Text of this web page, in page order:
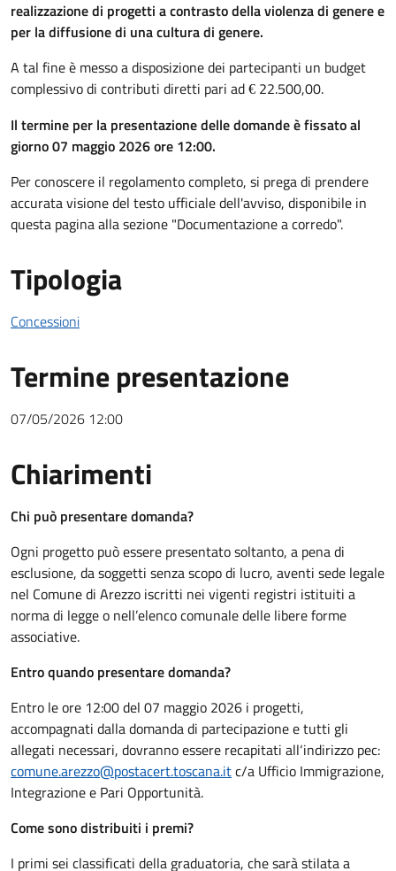
realizzazione di progetti a contrasto della violenza di genere e
per la diffusione di una cultura di genere.
A tal fine è messo a disposizione dei partecipanti un budget
complessivo di contributi diretti pari ad € 22.500,00.
Il termine per la presentazione delle domande è fissato al
giorno 07 maggio 2026 ore 12:00.
Per conoscere il regolamento completo, si prega di prendere
accurata visione del testo ufficiale dell'avviso, disponibile in
questa pagina alla sezione "Documentazione a corredo".
Tipologia
Concessioni
Termine presentazione
07/05/2026 12:00
Chiarimenti
Chiarimenti
Chi può presentare domanda?
Ogni progetto può essere presentato soltanto, a pena di
esclusione, da soggetti senza scopo di lucro, aventi sede legale
nel Comune di Arezzo iscritti nei vigenti registri istituiti a
norma di legge o nell’elenco comunale delle libere forme
associative.
Entro quando presentare domanda?
Entro le ore 12:00 del 07 maggio 2026 i progetti,
accompagnati dalla domanda di partecipazione e tutti gli
allegati necessari, dovranno essere recapitati all‘indirizzo pec:
comune.arezzo@postacert.toscana.itc/a Ufficio Immigrazione,
Integrazione e Pari Opportunità.
Come sono distribuiti i premi?
I primi sei classificati della graduatoria, che sarà stilata a